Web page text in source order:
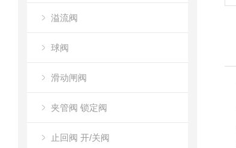
溢流阀
球阀
滑动闸阀
夹管阀 锁定阀
止回阀 开/关阀